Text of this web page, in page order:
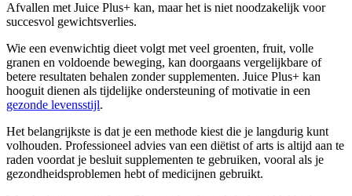
Afvallen met Juice Plus+ kan, maar het is niet noodzakelijk voor
succesvol gewichtsverlies.
Wie een evenwichtig dieet volgt met veel groenten, fruit, volle
granen en voldoende beweging, kan doorgaans vergelijkbare of
betere resultaten behalen zonder supplementen. Juice Plus+ kan
hooguit dienen als tijdelijke ondersteuning of motivatie in een
gezonde levensstijl.
Het belangrijkste is dat je een methode kiest die je langdurig kunt
volhouden. Professioneel advies van een diëtist of arts is altijd aan te
raden voordat je besluit supplementen te gebruiken, vooral als je
gezondheidsproblemen hebt of medicijnen gebruikt.